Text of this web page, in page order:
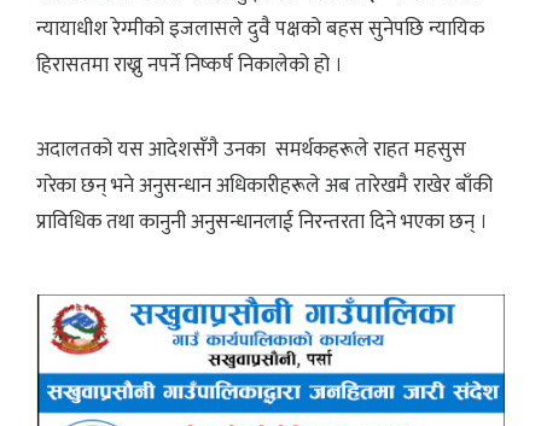
न्यायाधीश रेग्मीको इजलासले दुवै पक्षको बहस सुनेपछि न्यायिक
हिरासतमा राख्नु नपर्ने निष्कर्ष निकालेको हो ।
अदालतको यस आदेशसँगै उनका समर्थकहरूले राहत महसुस
गरेका छन् भने अनुसन्धान अधिकारीहरूले अब तारेखमै राखेर बाँकी
प्राविधिक तथा कानुनी अनुसन्धानलाई निरन्तरता दिने भएका छन् ।